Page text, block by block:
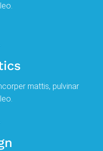
mattis, pulvinar